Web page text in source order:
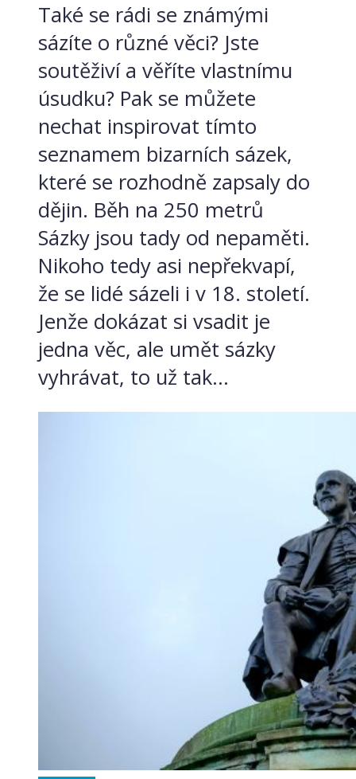
Také se rádi se známými
sázíte o různé věci? Jste
soutěživí a věříte vlastnímu
úsudku? Pak se můžete
nechat inspirovat tímto
seznamem bizarních sázek,
které se rozhodně zapsaly do
dějin. Běh na 250 metrů
Sázky jsou tady od nepaměti.
Nikoho tedy asi nepřekvapí,
že se lidé sázeli i v 18. století.
Jenže dokázat si vsadit je
jedna věc, ale umět sázky
vyhrávat, to už tak...